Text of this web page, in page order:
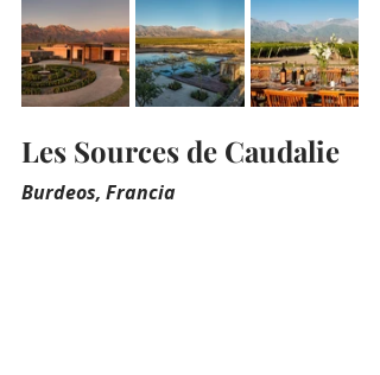
Les Sources de Caudalie
Burdeos, Francia